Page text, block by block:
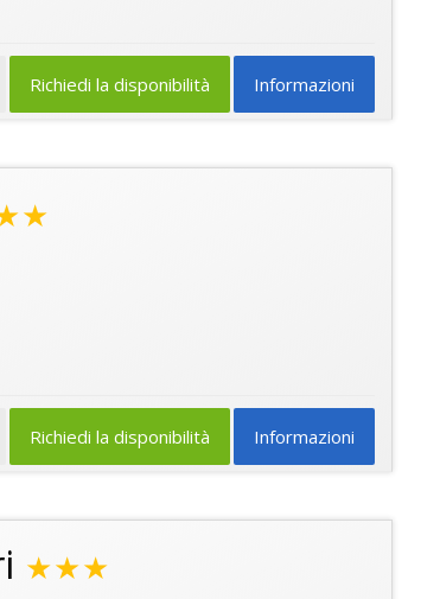
Informazioni
Richiedi la disponibilità
Informazioni
Richiedi la disponibilità
★★★